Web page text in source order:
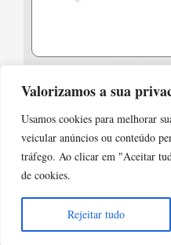
Valorizamos a sua
Usamos cookies para melhorar
veicular anúncios ou conteúdo
tráfego. Ao clicar em "Aceitar
de cookies.
Rejeitar tudo
Desenvolvido com